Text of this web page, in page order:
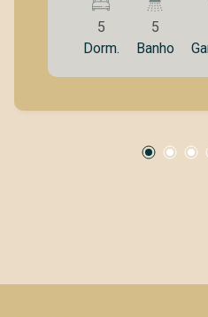
exclusiva de alto padrão,
bairros mais valorizados
José dos Campos: o
280 m² de área
sofisticação e
sendo 3 suítes, incluindo
padrão; Espaço gourmet completo com
5
Dorm.
5
Banho